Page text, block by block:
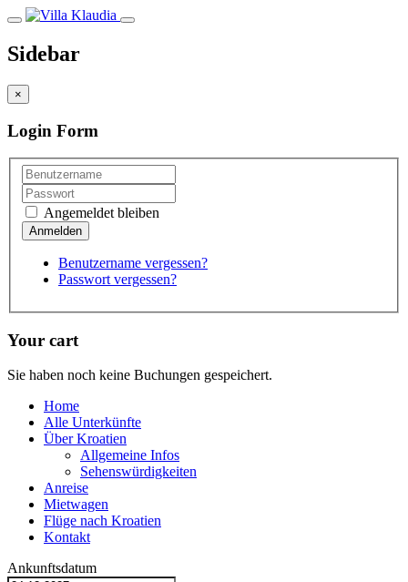
Sidebar
×
Login Form
Angemeldet bleiben
Benutzername vergessen?
Passwort vergessen?
Your cart
Sie haben noch keine Buchungen gespeichert.
Home
Alle Unterkünfte
Über Kroatien
Allgemeine Infos
Sehenswürdigkeiten
Anreise
Mietwagen
Flüge nach Kroatien
Kontakt
Ankunftsdatum